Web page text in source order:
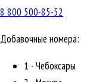
8 800 500-85-52
Добавочные номера:
1 - Чебоксары